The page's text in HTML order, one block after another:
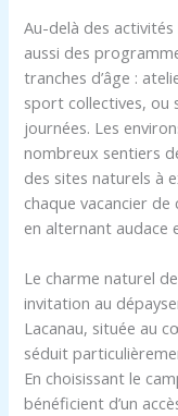
Au-delà des activités
aussi des
tranches d’âge :
sport collectives, ou
journées. Les
nombreux sentiers
des sites naturels à
chaque vacancier
en alternant audace
Le charme naturel
invitation au
Lacanau, située au
séduit
En choisissant le
bénéficient d’un